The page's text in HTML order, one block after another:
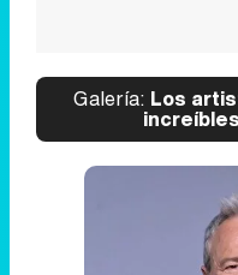
Galería: Los